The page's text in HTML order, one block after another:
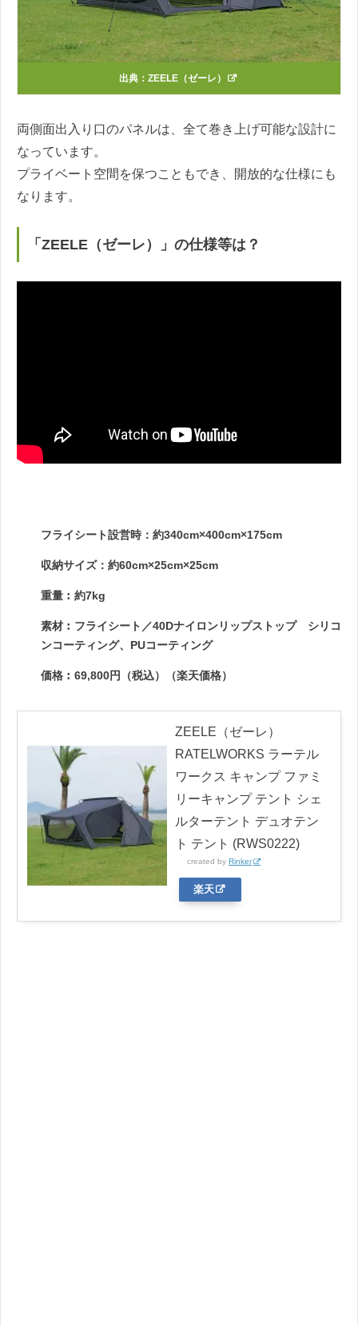
出典： ZEELE（ゼーレ）
両側面出入り口のパネルは、全て巻き上げ可能な設計に
なっています。
プライベート空間を保つこともでき、開放的な仕様にも
なります。
「ZEELE（ゼーレ）」の仕様等は？
フライシート設営時：約340cm×400cm×175cm
収納サイズ：約60cm×25cm×25cm
重量︰約7kg
素材︰フライシート／40Dナイロンリップストップ シリコ
ンコーティング、PUコーティング
価格︰69,800円（税込）（楽天価格）
ZEELE（ゼーレ）
RATELWORKS ラーテル
ワークス キャンプ ファミ
リーキャンプ テント シェ
ルターテント デュオテン
ト テント (RWS0222)
created by Rinker
楽天